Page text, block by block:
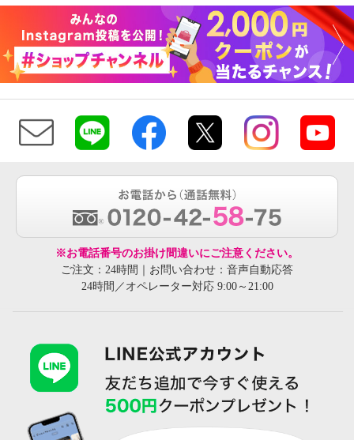
※お電話番号のお掛け間違いにご注意ください。
ご注文：24時間｜お問い合わせ：音声自動応答
24時間／オペレーター対応 9:00～21:00